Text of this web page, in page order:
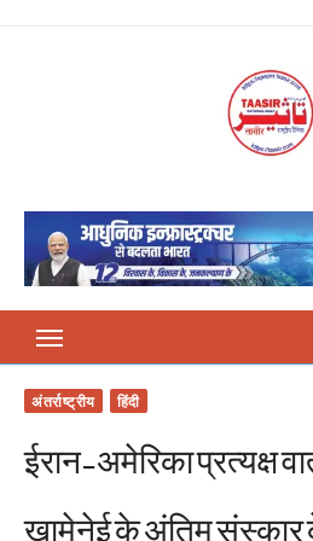
अंतर्राष्ट्रीय हिंदी
ईरान-अमेरिका प्रत्यक्ष